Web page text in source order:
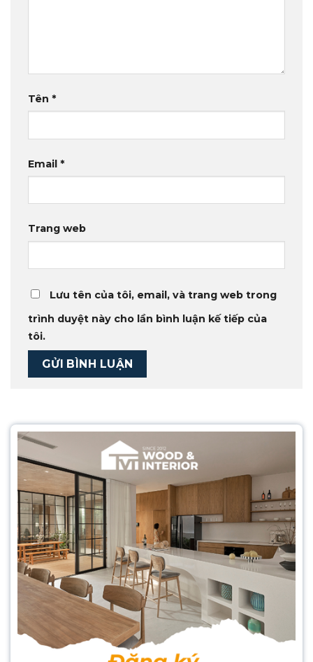
Tên *
Email *
Trang web
Lưu tên của tôi, email, và trang web trong
trình duyệt này cho lần bình luận kế tiếp của
tôi.